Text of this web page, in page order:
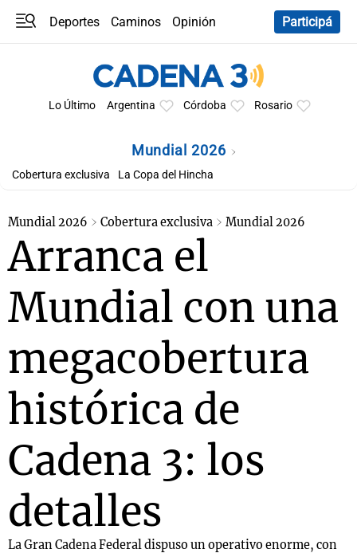
Deportes Caminos
Opinión
Participá
Lo Último Argentina Córdoba Rosario
Mundial 2026
Cobertura exclusiva La Copa del Hincha
Mundial 2026 Cobertura exclusiva Mundial 2026
Arranca el
Mundial con una
megacobertura
histórica de
Cadena 3: los
detalles
La Gran Cadena Federal dispuso un operativo enorme, con